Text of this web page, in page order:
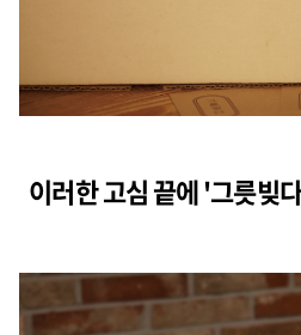
이러한 고심 끝에 '그릇빚